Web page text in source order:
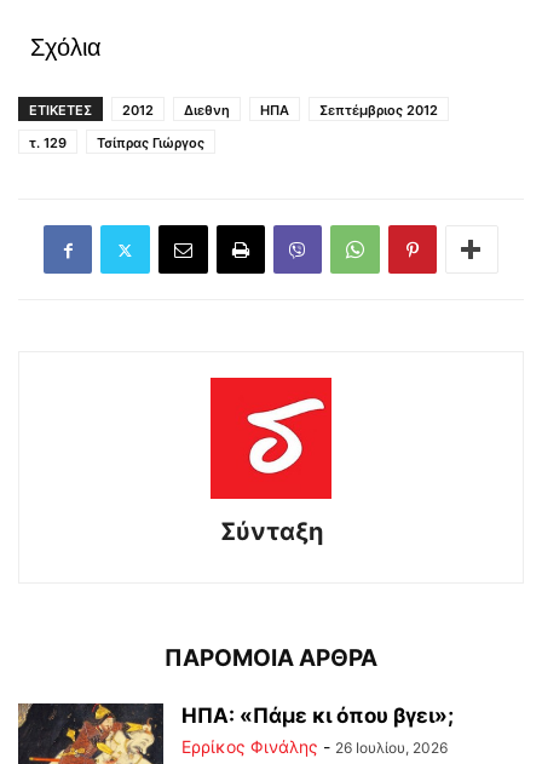
Σχόλια
ΕΤΙΚΕΤΕΣ 2012 Διεθνη ΗΠΑ
Σεπτέμβριος 2012
τ. 129
Τσίπρας Γιώργος
Σύνταξη
ΠΑΡΟΜΟΙΑ ΑΡΘΡΑ
ΗΠΑ: «Πάμε κι όπου βγει»;
Ερρίκος Φινάλης - 26 Ιουλίου, 2026